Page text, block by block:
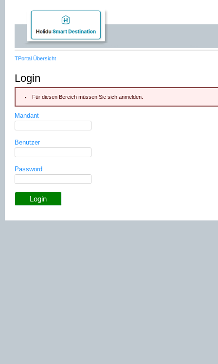
TPortal Übersicht
Login
Für diesen Bereich müssen Sie sich anmelden.
Mandant
Benutzer
Password